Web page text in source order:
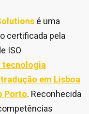
é uma
certificada pela
ISO
tecnologia
em Lisboa
Porto. Reconhecida